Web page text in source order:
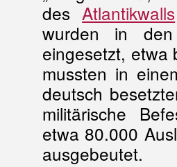
desAtlantikwalls
wurden in den
eingesetzt, etwa
mussten in
deutsch
militärische
etwa 80.000
ausgebeutet.